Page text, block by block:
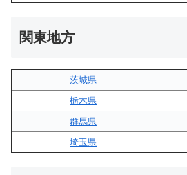
関東地方
茨城県
栃木県
群馬県
埼玉県